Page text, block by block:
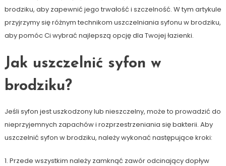
brodziku, aby zapewnić jego trwałość i szczelność. W tym artykule
przyjrzymy się różnym technikom uszczelniania syfonu w brodziku,
aby pomóc Ci wybrać najlepszą opcję dla Twojej łazienki.
Jak uszczelnić syfon w
brodziku?
Jeśli syfon jest uszkodzony lub nieszczelny, może to prowadzić do
nieprzyjemnych zapachów i rozprzestrzeniania się bakterii. Aby
uszczelnić syfon w brodziku, należy wykonać następujące kroki:
1. Przede wszystkim należy zamknąć zawór odcinający dopływ